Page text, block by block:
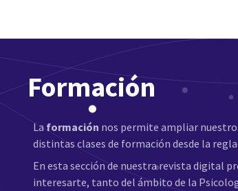
Formación
Laformación nos permite ampliar
distintas clases de formación desde la
En esta sección de nuestra revista digital
interesarte, tanto del ámbito de la